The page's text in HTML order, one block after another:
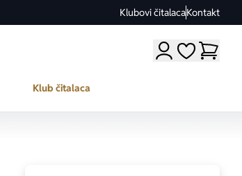
Klubovi čitalacaKontakt
Moji omiljeni
Klub čitalaca